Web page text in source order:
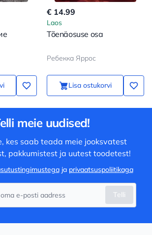
€ 14.99
Laos
Tõenäosuse osa
Ребекка Яррос
Lisa ostukorvi
meie uudised!
kes saab teada meie jooksvatest
pakkumistest ja uutest toodetest!
ja privaatsuspoliitikaga
Telli